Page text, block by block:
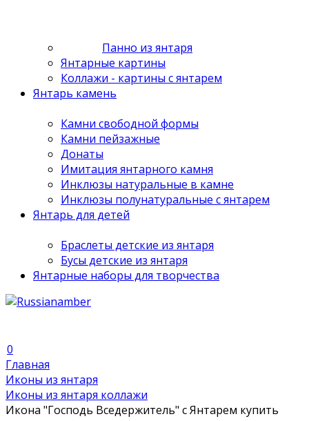
Панно из янтаря
Янтарные картины
Коллажи - картины с янтарем
Янтарь камень
Камни свободной формы
Камни пейзажные
Донаты
Имитация янтарного камня
Инклюзы натуральные в камне
Инклюзы полунатуральные с янтарем
Янтарь для детей
Браслеты детские из янтаря
Бусы детские из янтаря
Янтарные наборы для творчества
0
Главная
Иконы из янтаря
Иконы из янтаря коллажи
Икона "Господь Вседержитель" с Янтарем купить